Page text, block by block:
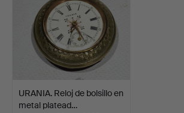
URANIA. Reloj de bolsillo en
metal platead…